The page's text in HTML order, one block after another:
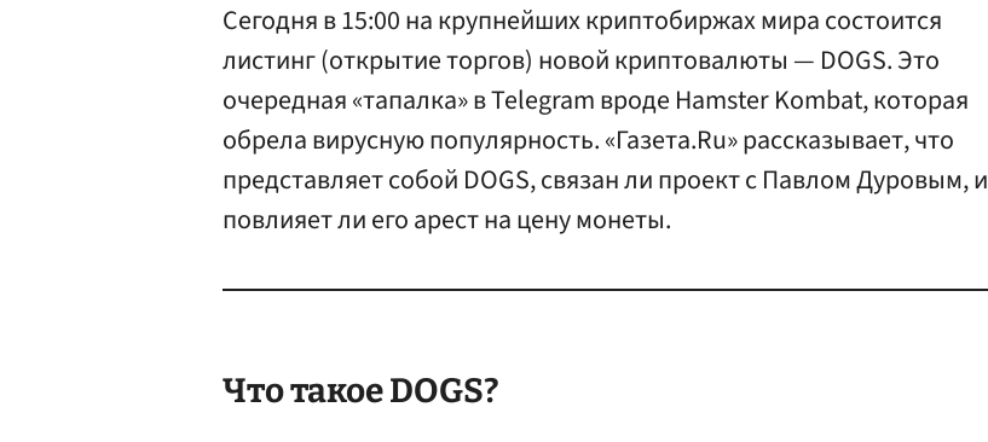
Сегодня в 15:00 на крупнейших криптобиржах мира состоится
листинг (открытие торгов) новой криптовалюты — DOGS. Это
очередная «тапалка» в Telegram вроде Hamster Kombat, которая
обрела вирусную популярность. «Газета.Ru» рассказывает, что
представляет собой DOGS, связан ли проект с Павлом Дуровым, и
повлияет ли его арест на цену монеты.
Что такое DOGS?